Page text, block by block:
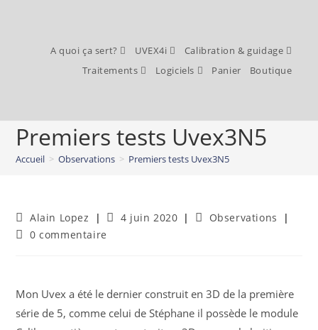
A quoi ça sert? UVEX4i
Calibration & guidage
Traitements
Logiciels Panier Boutique
Premiers tests Uvex3N5
Accueil > Observations > Premiers tests Uvex3N5
Alain Lopez 4 juin 2020
Observations
0 commentaire
Mon Uvex a été le dernier construit en 3D de la première
série de 5, comme celui de Stéphane il possède le module